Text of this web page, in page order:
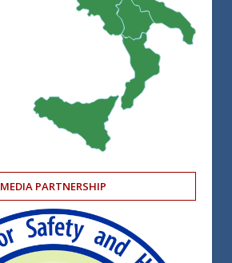
MEDIA PARTNERSHIP